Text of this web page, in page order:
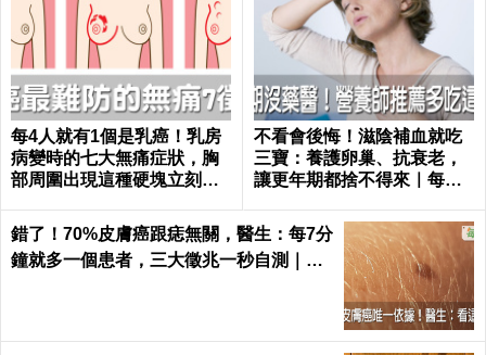
每4人就有1個是乳癌！乳房
病變時的七大無痛症狀，胸
部周圍出現這種硬塊立刻就
不看會後悔！滋陰補血就吃
三寶：養護卵巢、抗衰老，
讓更年期都捨不得來｜每日
錯了！70%皮膚癌跟痣無關，醫生：每7分
鐘就多一個患者，三大徵兆一秒自測｜每